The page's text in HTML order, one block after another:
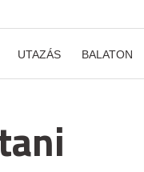
UTAZÁS BALATON